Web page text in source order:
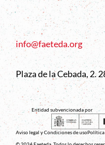
info@faeteda.org
Plaza de la Cebada, 2.
Entidad subvencionada por
Aviso legal y Condiciones de usoPolítica